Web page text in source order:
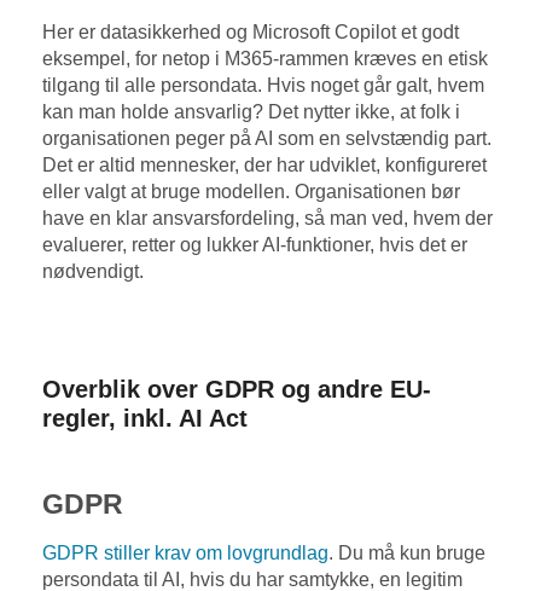
Her er datasikkerhed og Microsoft Copilot et godt
eksempel, for netop i M365-rammen kræves en etisk
tilgang til alle persondata. Hvis noget går galt, hvem
kan man holde ansvarlig? Det nytter ikke, at folk i
organisationen peger på AI som en selvstændig part.
Det er altid mennesker, der har udviklet, konfigureret
eller valgt at bruge modellen. Organisationen bør
have en klar ansvarsfordeling, så man ved, hvem der
evaluerer, retter og lukker AI-funktioner, hvis det er
nødvendigt.
Overblik over GDPR og andre EU-
regler, inkl. AI Act
GDPR
GDPR stiller krav om lovgrundlag. Du må kun bruge
persondata til AI, hvis du har samtykke, en legitim